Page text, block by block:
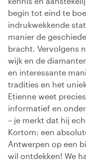
begin tot eind te
indrukwekkende
manier de
bracht. Vervolgens
wijk en de
en interessante
tradities en het
Etienne weet
informatief en
– je merkt dat hij
Kortom: een
Antwerpen op een
wil ontdekken! We